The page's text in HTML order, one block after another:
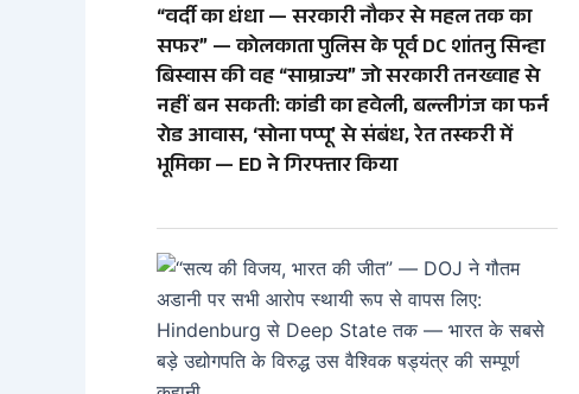
“वर्दी का धंधा — सरकारी नौकर से महल तक का
सफर” — कोलकाता पुलिस के पूर्व DC शांतनु सिन्हा
बिस्वास की वह “साम्राज्य” जो सरकारी तनख्वाह से
नहीं बन सकती: कांडी का हवेली, बल्लीगंज का फर्न
रोड आवास, ‘सोना पप्पू’ से संबंध, रेत तस्करी में
भूमिका — ED ने गिरफ्तार किया